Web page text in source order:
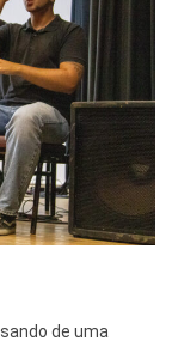
de uma